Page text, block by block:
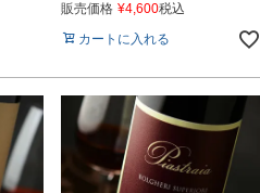
販売価格 ¥4,600税込
カートに入れる